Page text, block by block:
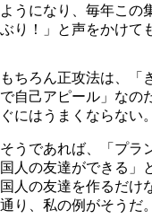
ようになり、毎年この
ぶり！」と声をかけて
もちろん正攻法は、「
で自己アピール」なの
ぐにはうまくならない
そうであれば、「プラ
国人の友達ができる」
国人の友達を作るだけ
通り、私の例がそうだ。